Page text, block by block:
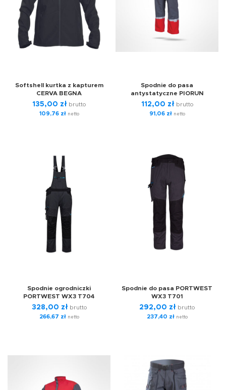
Softshell kurtka z kapturem
CERVA BEGNA
135,00 zł brutto
109,76 złnetto
Spodnie do pasa
antystatyczne PIORUN
112,00 zł brutto
91,06 złnetto
Spodnie ogrodniczki
PORTWEST WX3 T704
328,00 zł brutto
266,67 złnetto
Spodnie do pasa PORTWEST
WX3 T701
292,00 zł brutto
237,40 złnetto